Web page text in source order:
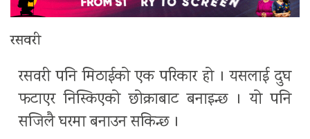
रसवरी
रसवरी पनि मिठाईको एक परिकार हो । यसलाई दुघ
फटाएर निस्किएको छोक्राबाट बनाइन्छ । यो पनि
सजिलै घरमा बनाउन सकिन्छ ।